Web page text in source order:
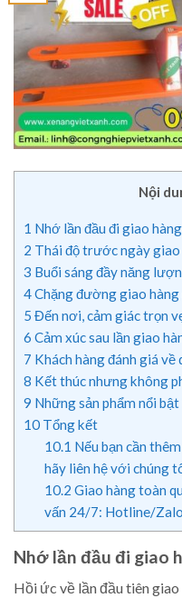
Nội
1 Nhớ lần đầu đi giao hàng
2 Thái độ trước ngày giao
3 Buổi sáng đầy năng
4Chặng đường giao hàng
5 Đến nơi, cảm giác trọn
6 Cảm xúc sau lần giao
7 Khách hàng đánh giá về
8 Kết thúc nhưng không
9 Những sản phẩm nổi
10 Tổng kết
10.1 Nếu bạn cần
hãy liên hệ với chúng
10.2 Giao hàng toàn
vấn 24/7: Hotline/
Nhớ lần đầu đi giao
Hồi ức về lần đầu tiên